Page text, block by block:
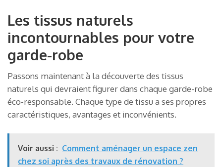
Les tissus naturels
incontournables pour votre
garde-robe
Passons maintenant à la découverte des tissus
naturels qui devraient figurer dans chaque garde-robe
éco-responsable. Chaque type de tissu a ses propres
caractéristiques, avantages et inconvénients.
Voir aussi : Comment aménager un espace zen
chez soi après des travaux de rénovation ?